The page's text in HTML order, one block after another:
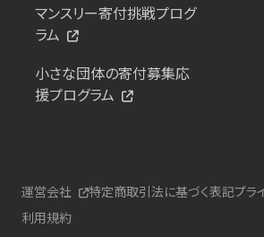
マンスリー寄付挑戦プログ
ラム
小さな団体の寄付募集応
援プログラム
運営会社 特定商取引法に基づく表記プラ
利用規約